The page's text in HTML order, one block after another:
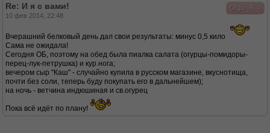
Olga_A
Re: И я с вами!
10 фев 2014, 22:48
Вчерашний белковый день дал свои результаты: минус 0,5 кило
Сама не ожидала!
Сегодня ОБ, поэтому на обед была пиалка салата (огурцы-помидоры-
перец-лук-петрушка) и кур.нога;
вечером сыр "Каш" - случайно купила в русском магазине, вкуснотища,
почти без соли, теперь буду покупать его в дальнейшем);
на ночь - ветчина индюшиная и св.огурец
Пока всё идёт по плану!